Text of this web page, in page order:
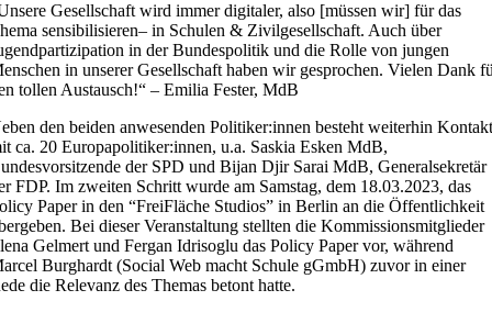
Gesellschaft wird immer digitaler, also [müssen wir] für das
sensibilisieren– in Schulen & Zivilgesellschaft. Auch über
in der Bundespolitik und die Rolle von jungen
in unserer Gesellschaft haben wir gesprochen. Vielen Dank
tollen Austausch!“ – Emilia Fester, MdB
den beiden anwesenden Politiker:innen besteht weiterhin
ca. 20 Europapolitiker:innen, u.a. Saskia Esken MdB,
der SPD und Bijan Djir Sarai MdB, Generalsekretär
FDP. Im zweiten Schritt wurde am Samstag, dem 18.03.2023, das
Paper in den “FreiFläche Studios” in Berlin an die Öffentlichkeit
Bei dieser Veranstaltung stellten die Kommissionsmitglieder
Gelmert und Fergan Idrisoglu das Policy Paper vor, während
Burghardt (Social Web macht Schule gGmbH) zuvor in einer
die Relevanz des Themas betont hatte.